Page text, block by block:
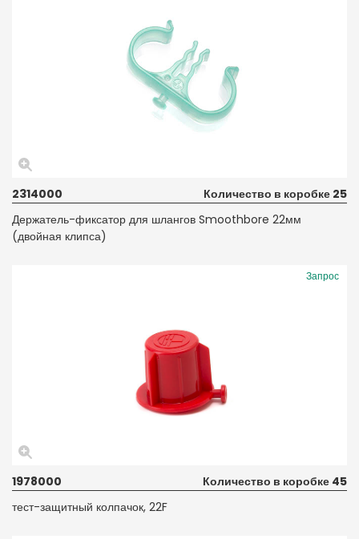
2314000
Количество в коробке 25
Держатель-фиксатор для шлангов Smoothbore 22мм
(двойная клипса)
Запрос
1978000
Количество в коробке 45
тест-защитный колпачок, 22F